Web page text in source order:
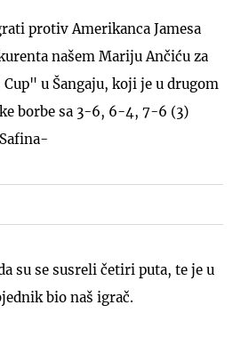
protiv Amerikanca Jamesa
našem Mariju Ančiću za
u Šangaju, koji je u drugom
borbe sa 3-6, 6-4, 7-6 (3)
su se susreli četiri puta, te je u
bio naš igrač.